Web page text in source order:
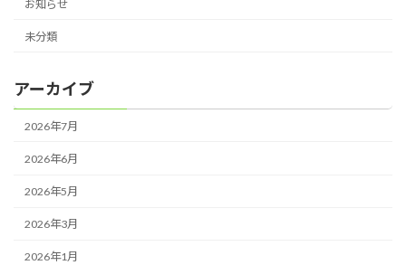
お知らせ
未分類
アーカイブ
2026年7月
2026年6月
2026年5月
2026年3月
2026年1月